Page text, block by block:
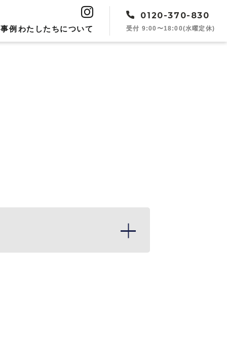
例 ︎わたしたちについて
0120-370-830
受付 9:00〜18:00(水曜定休)